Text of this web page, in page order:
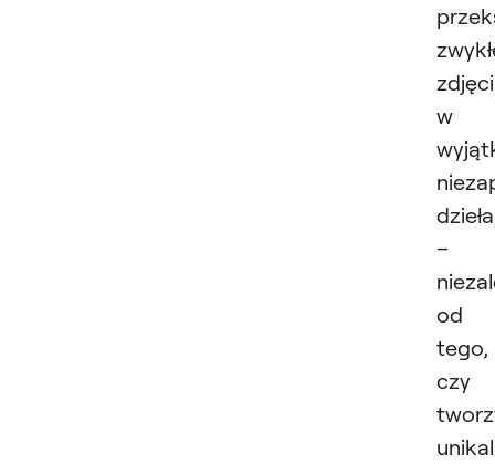
w
dzieła
–
od
tego,
czy